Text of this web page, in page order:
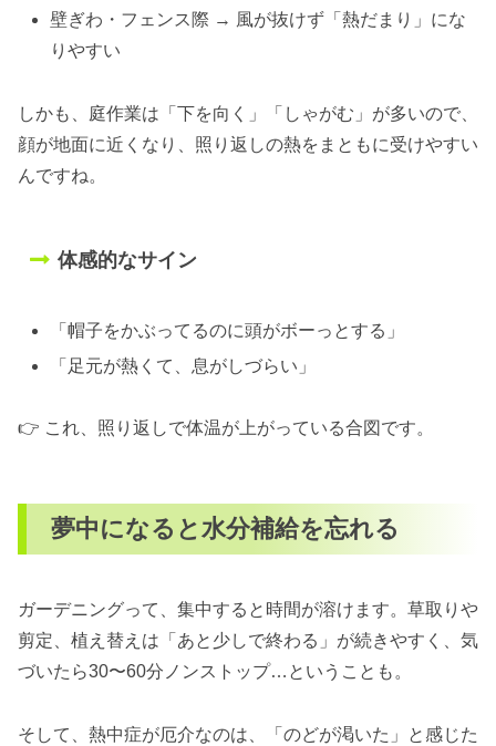
壁ぎわ・フェンス際 → 風が抜けず「熱だまり」にな
りやすい
しかも、庭作業は「下を向く」「しゃがむ」が多いので、
顔が地面に近くなり、照り返しの熱をまともに受けやすい
んですね。
体感的なサイン
「帽子をかぶってるのに頭がボーっとする」
「足元が熱くて、息がしづらい」
👉 これ、照り返しで体温が上がっている合図です。
夢中になると水分補給を忘れる
ガーデニングって、集中すると時間が溶けます。草取りや
剪定、植え替えは「あと少しで終わる」が続きやすく、気
づいたら30〜60分ノンストップ…ということも。
そして、熱中症が厄介なのは、「のどが渇いた」と感じた